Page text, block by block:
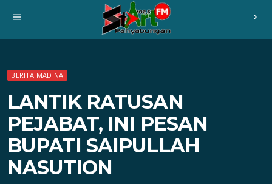
menu chevron_right
BERITA MADINA
LANTIK RATUSAN
PEJABAT, INI PESAN
BUPATI SAIPULLAH
NASUTION